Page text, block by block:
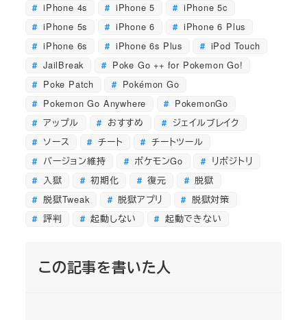
iPhone 4s
iPhone 5
iPhone 5c
iPhone 5s
iPhone 6
iPhone 6 Plus
iPhone 6s
iPhone 6s Plus
iPod Touch
JailBreak
Poke Go ++ for Pokemon Go!
Poke Patch
Pokémon Go
Pokemon Go Anywhere
PokemonGo
アップル
おすすめ
ジェイルブレイク
ソース
チート
チートツール
バージョン維持
ポケモンGo
リポジトリ
入獄
初期化 復元
脱獄
脱獄Tweak
脱獄アプリ
脱獄対策
評判
起動しない 起動できない
この記事を書いた人